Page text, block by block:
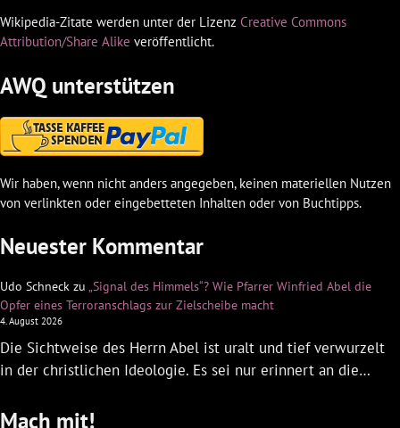
Wikipedia-Zitate werden unter der Lizenz Creative Commons
Attribution/Share Alike veröffentlicht.
AWQ unterstützen
Wir haben, wenn nicht anders angegeben, keinen materiellen Nutzen
von verlinkten oder eingebetteten Inhalten oder von Buchtipps.
Neuester Kommentar
Udo Schneck zu „Signal des Himmels“? Wie Pfarrer Winfried Abel die
Opfer eines Terroranschlags zur Zielscheibe macht
4. August 2026
Die Sichtweise des Herrn Abel ist uralt und tief verwurzelt
in der christlichen Ideologie. Es sei nur erinnert an die…
Mach mit!